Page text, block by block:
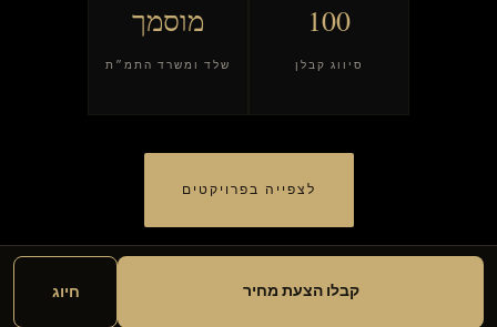
100
סיווג קבלן
מוסמך
שלד ומשרד התמ״ת
לצפייה בפרויקטים
קבלו הצעת מחיר חיוג